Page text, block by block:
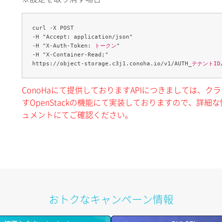
curl -X POST
-H "Accept: application/json"
-H "X-Auth-Token:
トークン"
-H "X-Container-Read;"
https://object-storage.c3j1.conoha.io/v1/AUTH_ テナントID
ConoHaにて提供しておりますAPIにつきましては、ク
すOpenStackの機能にて実装しておりますので、詳細
ュメントにてご確認ください。
おトクなキャンペーン情報